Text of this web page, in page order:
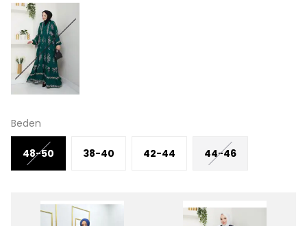
Beden
48-50 38-40 42-44 44-46